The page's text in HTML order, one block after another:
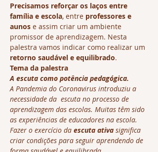
Precisamos reforçar os laços entre
família e escola, entre professores e
aunos e assim criar um ambiente
promissor de aprendizagem. Nesta
palestra vamos indicar como realizar um
retorno saudável e equilibrado.
Tema da palestra
A escuta como potência pedagógica.
A Pandemia do Coronavirus introduziu a
necessidade da  escuta no processo de
aprendizagem das escolas. Muitas têm sido
as experiências de educadores na escola.
Fazer o exercício da escuta ativa significa
criar condições para seguir aprendendo de